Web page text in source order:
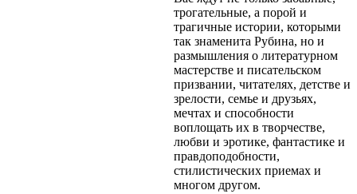
трогательные, а порой и
трагичные истории, которыми
так знаменита Рубина, но и
размышления о литературном
мастерстве и писательском
призвании, читателях, детстве и
зрелости, семье и друзьях,
мечтах и способности
воплощать их в творчестве,
любви и эротике, фантастике и
правдоподобности,
стилистических приемах и
многом другом.